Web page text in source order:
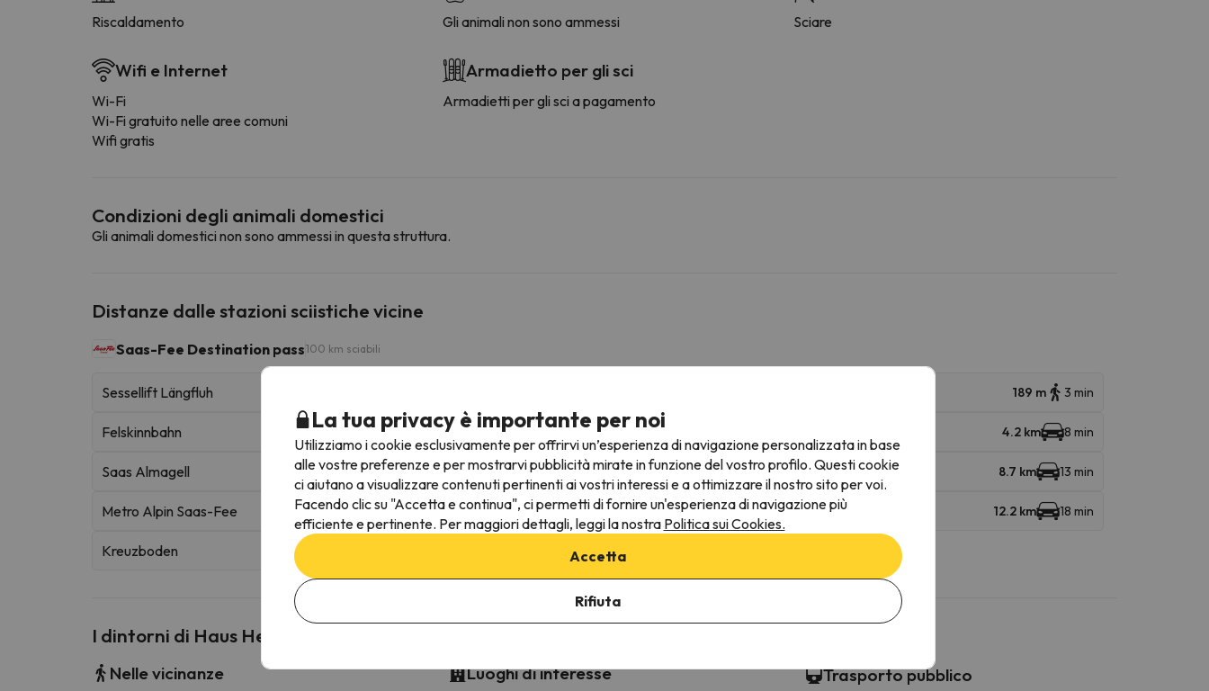
Riscaldamento
Wifi e Internet
Wi-Fi
Wi-Fi gratuito nelle aree comuni
Wifi gratis
Gli animali non sono ammessi
Armadietto per gli sci
Armadietti per gli sci a pagamento
Sciare
Condizioni degli animali domestici
Gli animali domestici non sono ammessi in questa struttura.
Distanze dalle stazioni sciistiche vicine
Saas-Fee Destination pass100 km sciabili
Sessellift Längfluh 189 m 3 min
Felskinnbahn 949 m 17 min Saas-Grund (Hohsaas Taltst.) 4.2 km 8 min
Saas Almagell 7.8 km 13 min Zwischenstation Morenia 8.7 km 13 min
Metro Alpin Saas-Fee 9.8 km 15 min Mittelallalin 12.2 km 18 min
Kreuzboden 45 min
I dintorni di Haus Heidi
Nelle vicinanze Luoghi di interesse Trasporto pubblico
La tua privacy è importante per noi
Utilizziamo i cookie esclusivamente per offrirvi un’esperienza di navigazione personalizzata in base
alle vostre preferenze e per mostrarvi pubblicità mirate in funzione del vostro profilo. Questi cookie
ci aiutano a visualizzare contenuti pertinenti ai vostri interessi e a ottimizzare il nostro sito per voi.
Facendo clic su "Accetta e continua", ci permetti di fornire un'esperienza di navigazione più
efficiente e pertinente. Per maggiori dettagli, leggi la nostra Politica sui Cookies.
Accetta
Rifiuta